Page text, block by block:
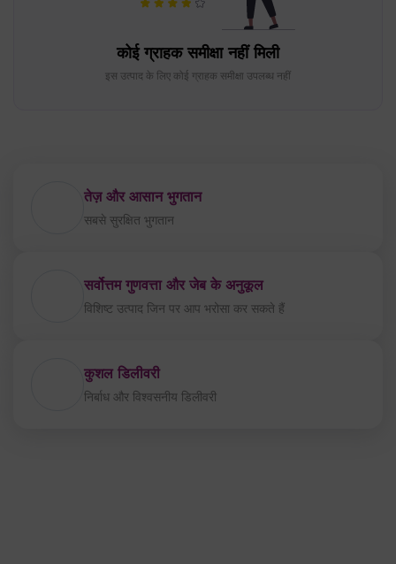
तेज़ और आसान भुगतान
विशिष्ट उत्पाद जिन पर आप भरोसा कर सकते हैं
निर्बाध और विश्वसनीय डिलीवरी